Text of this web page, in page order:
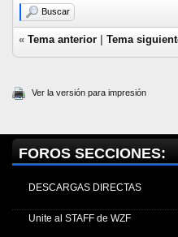
Buscar
« Tema anterior Tema
Ver la versión para impresión
FOROS SECCIONES:
DESCARGAS DIRECTAS
Unite al STAFF de WZF